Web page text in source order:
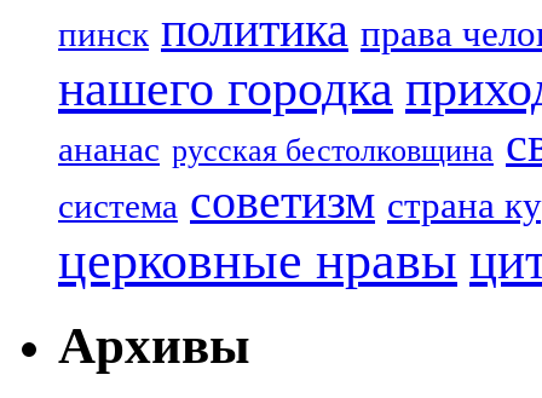
пинск политика права
нашего городка
ананас русская бестолковщина
система советизм страна
церковные нравы
Архивы